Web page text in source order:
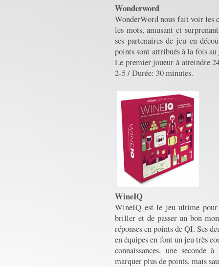
Wonderword
WonderWord nous fait voir les
les mots, amusant et
ses partenaires de jeu en
points sont attribués à la fois
Le premier joueur à atteindre
2-5 / Durée: 30 minutes.
WineIQ
WineIQ est le jeu ultime
briller et de passer un bon
réponses en points de QI. Ses
en équipes en font un jeu très
connaissances, une seconde
marquer plus de points, mais